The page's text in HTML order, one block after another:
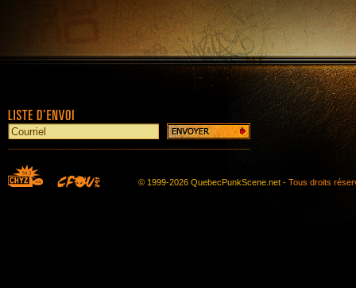
© 1999-2026 QuebecPunkScene.net - Tous droits